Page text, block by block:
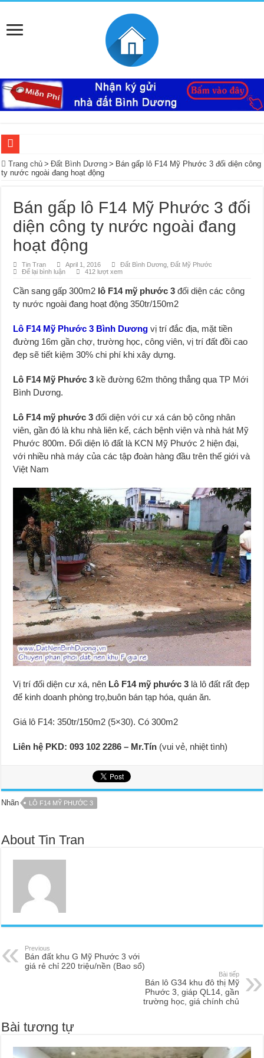
Ký Gửi Đất Bình Dương Miễn Phí giúp mua bán nhanh
Mua bán – nhận kí gửi đất Tân Định, Thới Hòa – Bến Cát, Bình Dương giá cao,
Nhà Ecolakes cho thuê, nhà hoàn thiện mới đẹp tại Mỹ Phước Bình Dương
Mua bán, nhận ký gửi nhà đất đường D4C Mỹ Phước 4, Thới Hòa, Bến Cát,
Nhận ký gửi đất Rạch Bắp Bình Dương
Đất Bình Dương giá rẻ khiến người mua bị sốc
Nhận ký gửi đất Green River City, Thới Hòa, Bến Cát, Bình Dương
Trang chủ > Đất Bình Dương > Bán gấp lô F14 Mỹ Phước 3 đối diện công
ty nước ngoài đang hoạt động
Bán gấp lô F14 Mỹ Phước 3 đối
diện công ty nước ngoài đang
hoạt động
Tin Tran April 1, 2016 Đất Bình Dương ,Đất Mỹ Phước
Để lại bình luận
412 lượt xem
Cần sang gấp 300m2 lô F14 mỹ phước 3 đối diện các công
ty nước ngoài đang hoạt động 350tr/150m2
Lô F14 Mỹ Phước 3 Bình Dương vị trí đắc địa, mặt tiền
đường 16m gần chợ, trường học, công viên, vị trí đất đồi cao
đẹp sẽ tiết kiệm 30% chi phí khi xây dựng.
Lô F14 Mỹ Phước 3 kề đường 62m thông thẳng qua TP Mới
Bình Dương.
Lô F14 mỹ phước 3 đối diện với cư xá cán bộ công nhân
viên, gần đó là khu nhà liên kế, cách bệnh viện và nhà hát Mỹ
Phước 800m. Đối diện lô đất là KCN Mỹ Phước 2 hiện đại,
với nhiều nhà máy của các tập đoàn hàng đầu trên thế giới và
Việt Nam
Vị trí đối diện cư xá, nên Lô F14mỹ phước 3 là lô đất rất đẹp
để kinh doanh phòng trọ,buôn bán tạp hóa, quán ăn.
Giá lô F14: 350tr/150m2 (5×30). Có 300m2
Liên hệ PKD: 093 102 2286 – Mr.Tín (vui vẻ, nhiệt tình)
Nhãn LÔ F14 MỸ PHƯỚC 3
About Tin Tran
Previous
Bán đất khu G Mỹ Phước 3 với
giá rẻ chỉ 220 triệu/nền (Bao sổ)
Bài tiếp
Bán lô G34 khu đô thị Mỹ
Phước 3, giáp QL14, gần
trường học, giá chính chủ
Bài tương tự